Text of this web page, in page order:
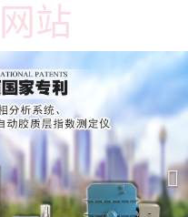
站
＞